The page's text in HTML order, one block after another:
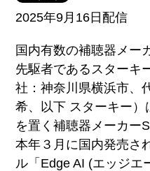
2025年9月16日配信
国内有数の補聴器メー
先駆者であるスターキ
社：神奈川県横浜市、
希、以下 スターキー）
を置く補聴器メーカー
本年３月に国内発売さ
ル「Edge AI (エッジエ